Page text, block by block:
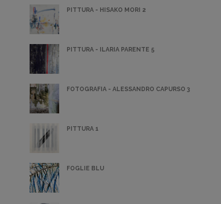
PITTURA - HISAKO MORI 2
PITTURA - ILARIA PARENTE 5
FOTOGRAFIA - ALESSANDRO CAPURSO 3
PITTURA 1
FOGLIE BLU